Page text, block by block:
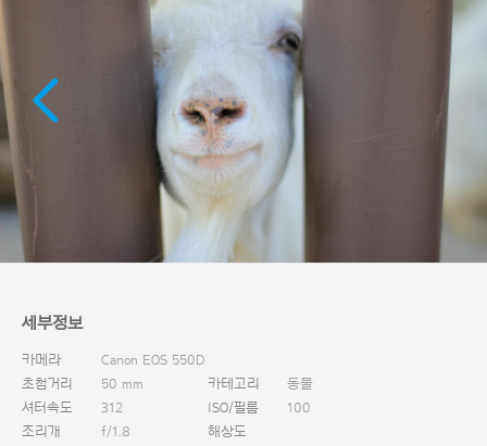
세부정보
카메라
Canon EOS 550D
초첨거리
50 mm 카테고리
동물
셔터속도
312 ISO/필름
100
조리개
f/1.8
해상도